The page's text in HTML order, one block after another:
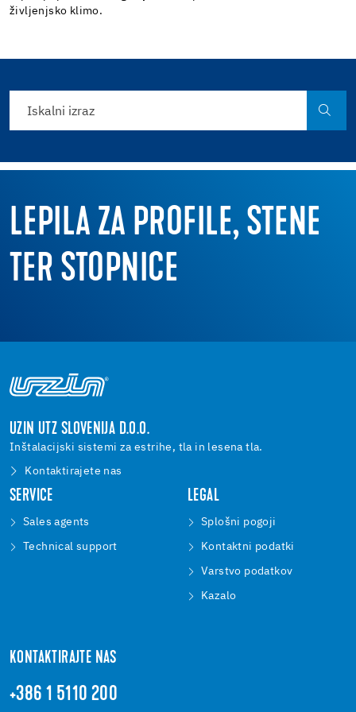
življenjsko klimo.
LEPILA ZA PROFILE, STENE
TER STOPNICE
UZIN UTZ SLOVENIJA D.O.O.
Inštalacijski sistemi za estrihe, tla in lesena tla.
Kontaktirajete nas
SERVICE
Sales agents
Technical support
LEGAL
Splošni pogoji
Kontaktni podatki
Varstvo podatkov
Kazalo
KONTAKTIRAJTE NAS
+386 1 5110 200